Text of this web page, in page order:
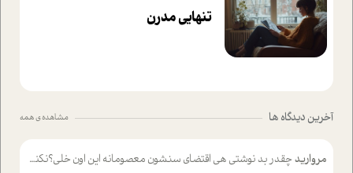
تنهایی مدرن
آخرین دیدگاه ها مشاهده ی همه
مروارید چقدر بد نوشتی هی اقتضای سنشون معصومانه این اون خلی؟نکنه تا چهل سالگی پوشکت میکردن و شیر میخوردی که به اینا میگی کودک